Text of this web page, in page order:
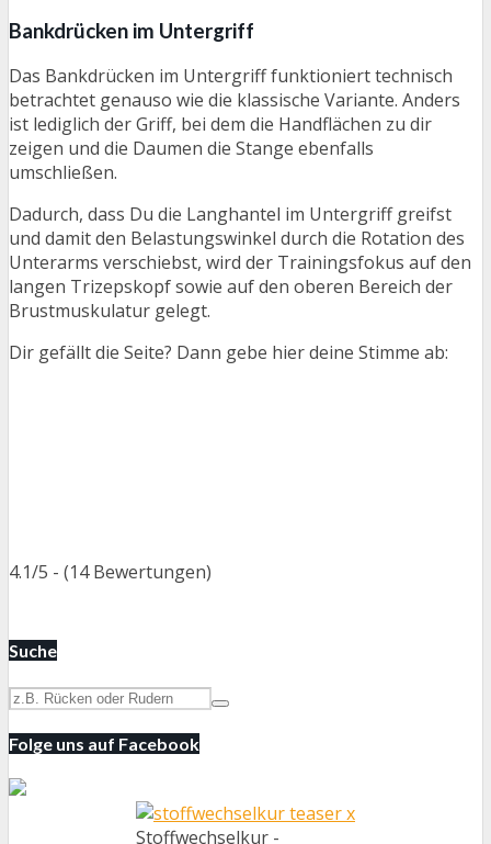
Bankdrücken im Untergriff
Das Bankdrücken im Untergriff funktioniert technisch
betrachtet genauso wie die klassische Variante. Anders
ist lediglich der Griff, bei dem die Handflächen zu dir
zeigen und die Daumen die Stange ebenfalls
umschließen.
Dadurch, dass Du die Langhantel im Untergriff greifst
und damit den Belastungswinkel durch die Rotation des
Unterarms verschiebst, wird der Trainingsfokus auf den
langen Trizepskopf sowie auf den oberen Bereich der
Brustmuskulatur gelegt.
Dir gefällt die Seite? Dann gebe hier deine Stimme ab:
4.1/5 - (14 Bewertungen)
Suche
Folge uns auf Facebook
Stoffwechselkur -